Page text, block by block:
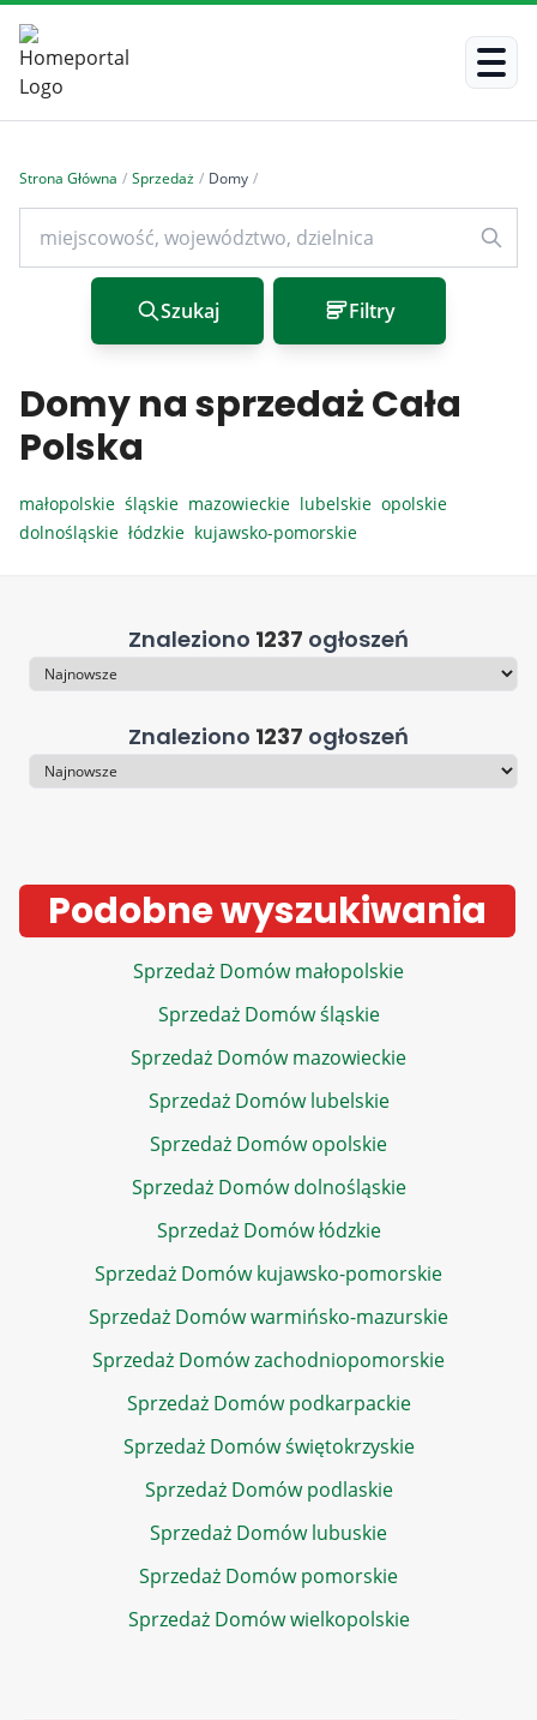
Strona Główna / Sprzedaż / Domy /
Szukaj Filtry
Domy na sprzedaż Cała
Polska
małopolskie śląskie mazowieckie lubelskie opolskie
dolnośląskie łódzkie kujawsko-pomorskie
Znaleziono 1237 ogłoszeń
Sortowanie
Znaleziono 1237 ogłoszeń
Sortowanie
Podobne wyszukiwania
Sprzedaż Domów małopolskie
Sprzedaż Domów śląskie
Sprzedaż Domów mazowieckie
Sprzedaż Domów lubelskie
Sprzedaż Domów opolskie
Sprzedaż Domów dolnośląskie
Sprzedaż Domów łódzkie
Sprzedaż Domów kujawsko-pomorskie
Sprzedaż Domów warmińsko-mazurskie
Sprzedaż Domów zachodniopomorskie
Sprzedaż Domów podkarpackie
Sprzedaż Domów świętokrzyskie
Sprzedaż Domów podlaskie
Sprzedaż Domów lubuskie
Sprzedaż Domów pomorskie
Sprzedaż Domów wielkopolskie